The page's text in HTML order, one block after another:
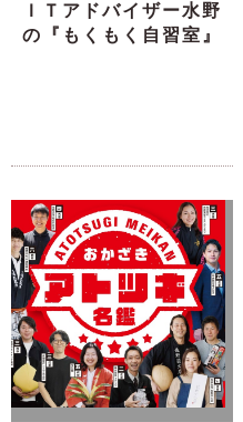
ＩＴアドバイザー水野
の『もくもく自習室』